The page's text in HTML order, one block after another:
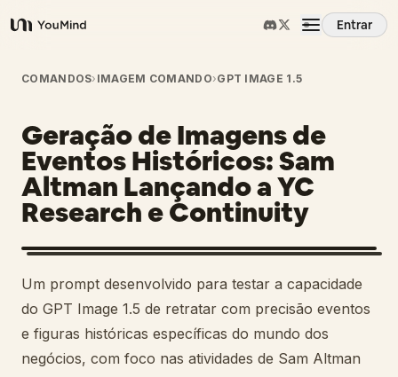
YouMind
Entrar
Visão Geral
Casos de Uso
Habilidades
Prompts
Preços
Baixar
COMANDOS› IMAGEM COMANDO›GPT IMAGE 1.5
Geração de Imagens de
Eventos Históricos: Sam
Altman Lançando a YC
Research e Continuity
Um prompt desenvolvido para testar a capacidade
do GPT Image 1.5 de retratar com precisão eventos
e figuras históricas específicas do mundo dos
negócios, com foco nas atividades de Sam Altman